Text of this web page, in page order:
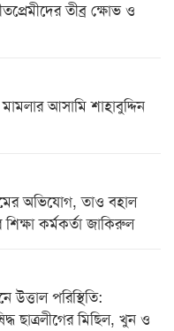
তীব্র ক্ষোভ ও
আসামি শাহাবুদ্দিন
অভিযোগ, তাও বহাল
কর্মকর্তা জাকিরুল
উত্তাল পরিস্থিতি:
ছাত্রলীগের মিছিল, খুন ও